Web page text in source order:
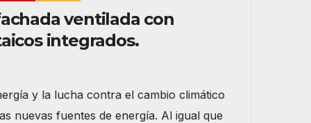
ventilada con
integrados.
y la lucha contra el cambio climático
nuevas fuentes de energía. Al igual que